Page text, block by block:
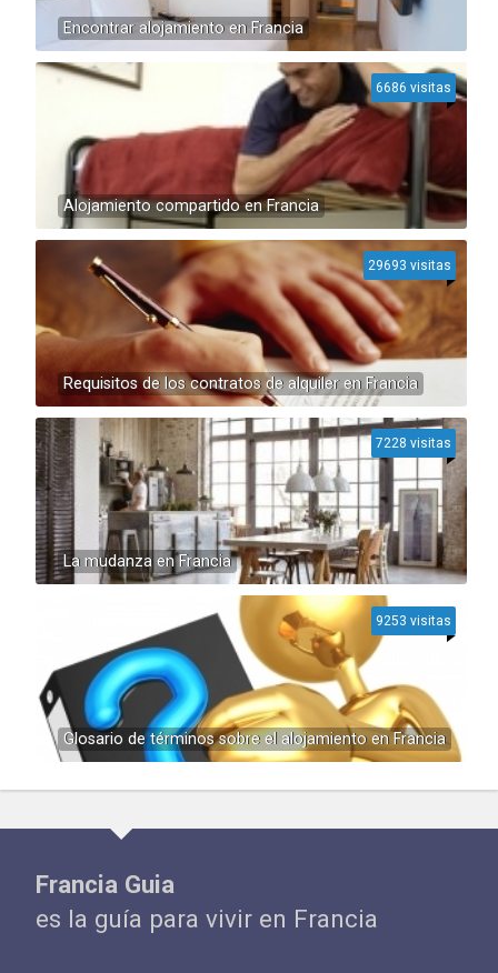
Encontrar alojamiento en Francia
Alojamiento compartido en Francia
6686 visitas
Requisitos de los contratos de alquiler en Francia
29693 visitas
La mudanza en Francia
7228 visitas
Glosario de términos sobre el alojamiento en Francia
9253 visitas
Francia Guia
es la guía para vivir en Francia